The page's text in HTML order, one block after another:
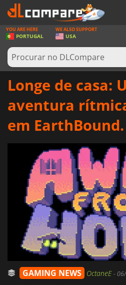
JOGOS
GAME CARDS
SOFTWARE
REWARDS
ENTRAR OU REGISTAR
YOU ARE HERE
PORTUGAL
WE ALSO SUPPORT
USA
Longe de casa:
aventura
em EarthBound.
GAMING NEWS OctaneE-